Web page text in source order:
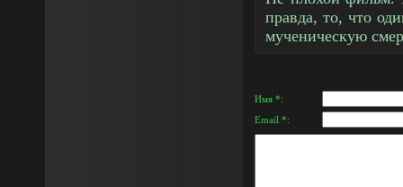
правда, то, что
мученическую
Имя *:
Email *: